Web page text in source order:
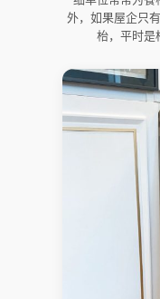
外，如果屋企只
枱，平时是